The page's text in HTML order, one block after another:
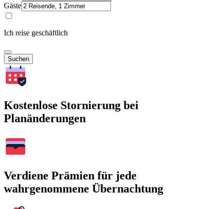
Gäste
Ich reise geschäftlich
Suchen
Kostenlose Stornierung bei
Planänderungen
Verdiene Prämien für jede
wahrgenommene Übernachtung